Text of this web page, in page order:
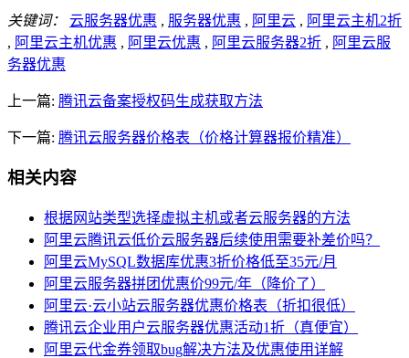
关键词： 云服务器优惠 , 服务器优惠 , 阿里云 , 阿里云主机2折
, 阿里云主机优惠 , 阿里云优惠 , 阿里云服务器2折 , 阿里云服
务器优惠
上一篇: 腾讯云备案授权码生成获取方法
下一篇: 腾讯云服务器价格表（价格计算器报价精准）
相关内容
根据网站类型选择虚拟主机或者云服务器的方法
阿里云腾讯云低价云服务器后续使用需要补差价吗？
阿里云MySQL数据库优惠3折价格低至35元/月
阿里云服务器拼团优惠价99元/年（降价了）
阿里云·云小站云服务器优惠价格表（折扣很低）
腾讯云企业用户云服务器优惠活动1折（真便宜）
阿里云代金券领取bug解决方法及优惠使用详解